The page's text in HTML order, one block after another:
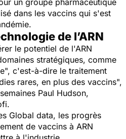
dans les vaccins qui s'est
de l’ARN
le potentiel de l'ARN
stratégiques, comme
c'est-à-dire le traitement
rares, en plus des vaccins",
Paul Hudson,
Global data, les progrès
de vaccins à ARN